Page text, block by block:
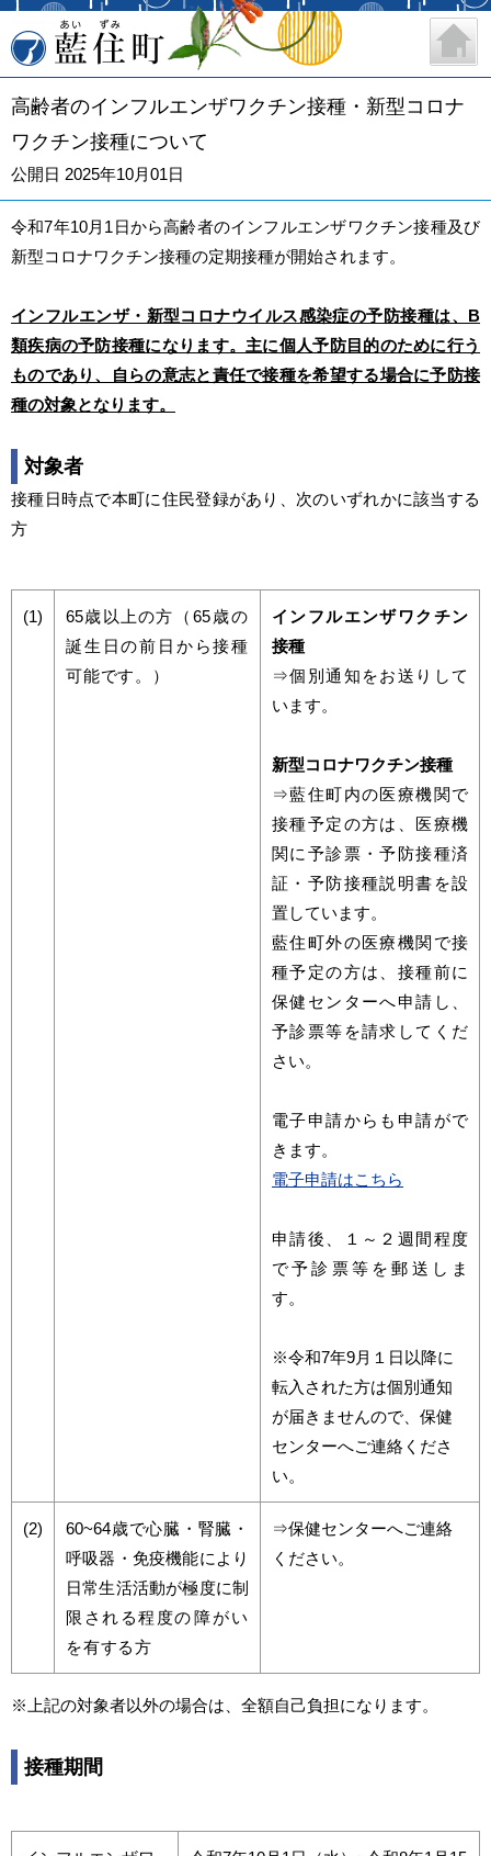
藍住町
高齢者のインフルエンザワクチン接種・新型コロナ
ワクチン接種について
公開日 2025年10月01日
令和7年10月1日から高齢者のインフルエンザワクチン接種及び
新型コロナワクチン接種の定期接種が開始されます。
インフルエンザ・新型コロナウイルス感染症の予防接種は、B
類疾病の予防接種になります。主に個人予防目的のために行う
ものであり、自らの意志と責任で接種を希望する場合に予防接
種の対象となります。
対象者
接種日時点で本町に住民登録があり、次のいずれかに該当する
方
(1) 65歳以上の方 （65歳の
誕生日の前日から接種
可能です。）
インフルエンザワクチン
接種
⇒個別通知をお送りして
います。
新型コロナワクチン接種
⇒藍住町内の医療機関で
接種予定の方は、医療機
関に予診票・予防接種済
証・予防接種説明書を設
置しています。
藍住町外の医療機関で接
種予定の方は、接種前に
保健センターへ申請し、
予診票等を請求してくだ
さい。
電子申請からも申請がで
きます。
電子申請はこちら
申請後、１～２週間程度
で予診票等を郵送しま
す。
※令和7年9月１日以降に
転入された方は個別通知
が届きませんので、保健
センターへご連絡くださ
い。
(2)
60~64歳で心臓・腎臓・
呼吸器・免疫機能により
日常生活活動が極度に制
限される程度の障がい
を有する方
⇒保健センターへご連絡
ください。
※上記の対象者以外の場合は、全額自己負担になります。
接種期間